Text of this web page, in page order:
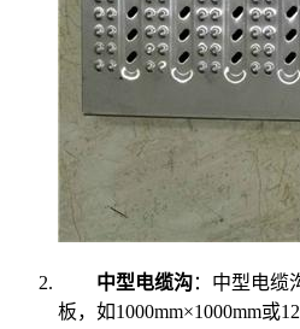
中型电缆沟：中型电缆
板，如1000mm×1000mm或